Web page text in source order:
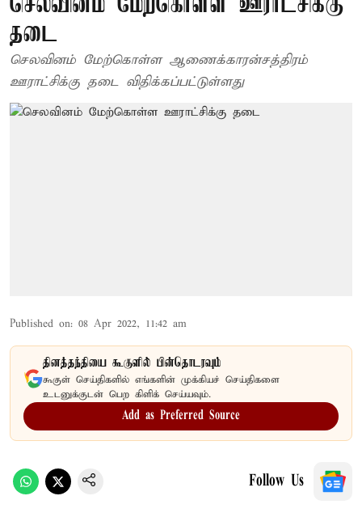
தடை
செலவினம் மேற்கொள்ள ஆணைக்காரன்சத்திரம்
ஊராட்சிக்கு தடை விதிக்கப்பட்டுள்ளது
Published on: 08 Apr 2022, 11:42 am
தினத்தந்தியை கூகுளில் பின்தொடரவும்
கூகுள் செய்திகளில் எங்களின் முக்கியச் செய்திகளை
உடனுக்குடன் பெற கிளிக் செய்யவும்.
Add as Preferred Source
Follow Us